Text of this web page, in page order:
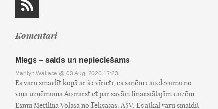
Komentāri
Miegs – salds un nepieciešams
Marilyn Wallace @ 03.Aug, 2026 17:23
Es varu smaidīt kopā ar šo vīrieti, es saņēmu aizdevumu no
viņa uzņēmuma Aizmirstiet par savām finansiālajām raizēm
Esmu Merilina Volasa no Teksasas, ASV. Es atkal varu smaidīt